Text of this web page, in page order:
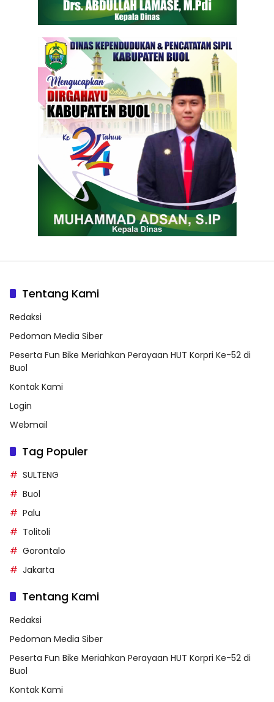
Tentang Kami
Redaksi
Pedoman Media Siber
Peserta Fun Bike Meriahkan Perayaan HUT Korpri Ke-52 di
Buol
Kontak Kami
Login
Webmail
Tag Populer
SULTENG
Buol
Palu
Tolitoli
Gorontalo
Jakarta
Tentang Kami
Redaksi
Pedoman Media Siber
Peserta Fun Bike Meriahkan Perayaan HUT Korpri Ke-52 di
Buol
Kontak Kami